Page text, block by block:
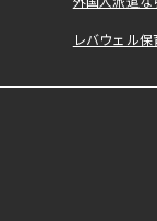
レバウェル